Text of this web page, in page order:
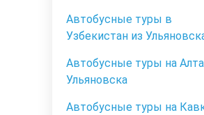
Автобусные туры в
Узбекистан из
Автобусные туры на
Ульяновска
Автобусные туры на